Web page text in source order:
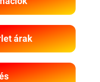
árak